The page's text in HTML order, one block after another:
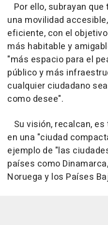
Por ello, subrayan
una movilidad
eficiente, con el
más habitable y
"más espacio para el
público y más
cualquier ciudadano
como desee".
Su visión, recalcan,
en una "ciudad
ejemplo de "las
países como
Noruega y los Países